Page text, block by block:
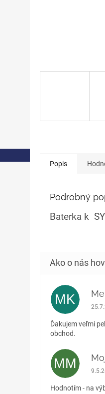
Popis
Podrobný
Baterka k
MK
Ďakujem veľmi
obchod.
MM
Hodnotím - na